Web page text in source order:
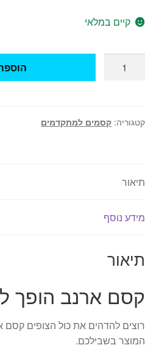
קיים במלאי
הופך
קטגוריה: קסמים למתקדמים
תיאור
מידע נוסף
תיאור
קסם ארנב הופך
רוצים להדהים את כול הצופים קסם
המוצר בשבילכם.